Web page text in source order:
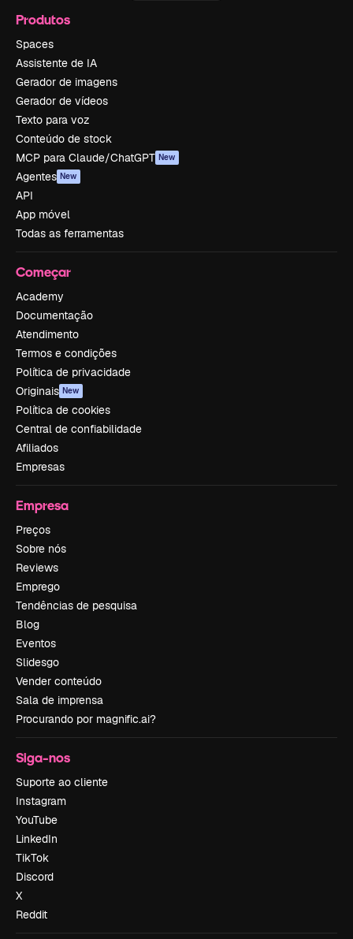
Produtos
Spaces
Assistente de IA
Gerador de imagens
Gerador de vídeos
Texto para voz
Conteúdo de stock
MCP para Claude/ChatGPT New
Agentes New
API
App móvel
Todas as ferramentas
Começar
Academy
Documentação
Atendimento
Termos e condições
Política de privacidade
Originais New
Política de cookies
Central de confiabilidade
Afiliados
Empresas
Empresa
Preços
Sobre nós
Reviews
Emprego
Tendências de pesquisa
Blog
Eventos
Slidesgo
Vender conteúdo
Sala de imprensa
Procurando por magnific.ai?
Siga-nos
Suporte ao cliente
Instagram
YouTube
LinkedIn
TikTok
Discord
X
Reddit